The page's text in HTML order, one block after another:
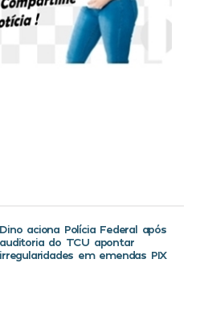
Dino aciona Polícia Federal após
auditoria do TCU apontar
irregularidades em emendas PIX